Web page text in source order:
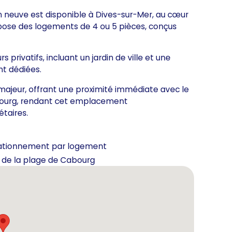
est disponible à Dives-sur-Mer, au cœur
des logements de 4 ou 5 pièces, conçus
privatifs, incluant un jardin de ville et une
dédiées.
offrant une proximité immédiate avec le
rendant cet emplacement
par logement
la plage de Cabourg